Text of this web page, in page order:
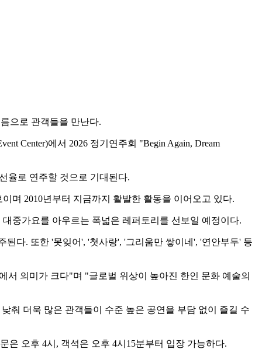
으로 관객들을 만난다.
Center)에서 2026 정기연주회 "Begin Again, Dream
율로 연주할 것으로 기대된다.
며 2010년부터 지금까지 활발한 활동을 이어오고 있다.
중가요를 아우르는 폭넓은 레퍼토리를 선보일 예정이다.
된다. 또한 '못잊어', '첫사랑', '그리움만 쌓이네', '연안부두' 등
의미가 크다"며 "글로벌 위상이 높아진 한인 문화 예술의
춰 더욱 많은 관객들이 수준 높은 공연을 부담 없이 즐길 수
은 오후 4시, 객석은 오후 4시15분부터 입장 가능하다.